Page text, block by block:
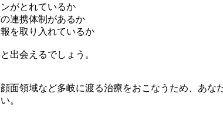
がとれているか
連携体制があるか
を取り入れているか
出会えるでしょう。
面領域など多岐に渡る治療をおこなうため、あな
。